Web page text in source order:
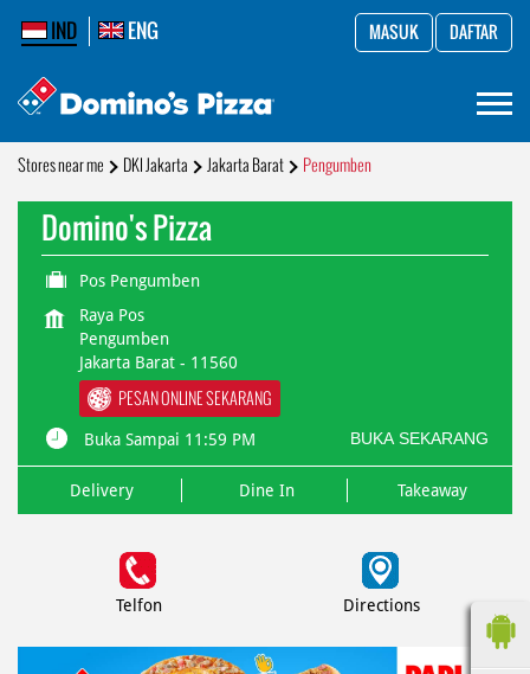
IND ENG MASUK DAFTAR
Stores near me DKI Jakarta Jakarta Barat Pengumben
Domino's Pizza
Pos Pengumben
Raya Pos
Pengumben
Jakarta Barat - 11560
PESAN ONLINE SEKARANG
Buka Sampai 11:59 PM BUKA SEKARANG
Delivery Dine In Takeaway
Telfon Directions